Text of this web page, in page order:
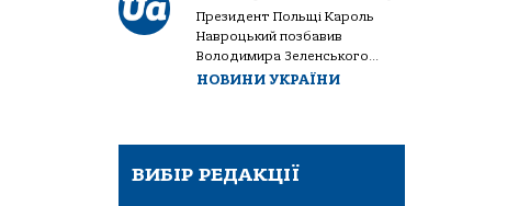
Президент Польщі Кароль
Навроцький позбавив
Володимира Зеленського...
НОВИНИ УКРАЇНИ
ВИБІР РЕДАКЦІЇ